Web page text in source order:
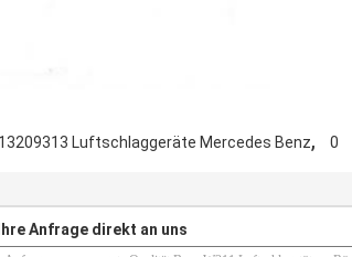
Luftschlaggeräte Mercedes Benz, 0
Anfrage direkt an uns